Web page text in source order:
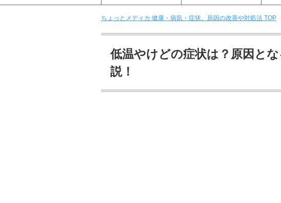
ちょっとメディカ 健康・病気・症状。原因の改善や対処法 TOP
低温やけどの症状は？原因と
説！